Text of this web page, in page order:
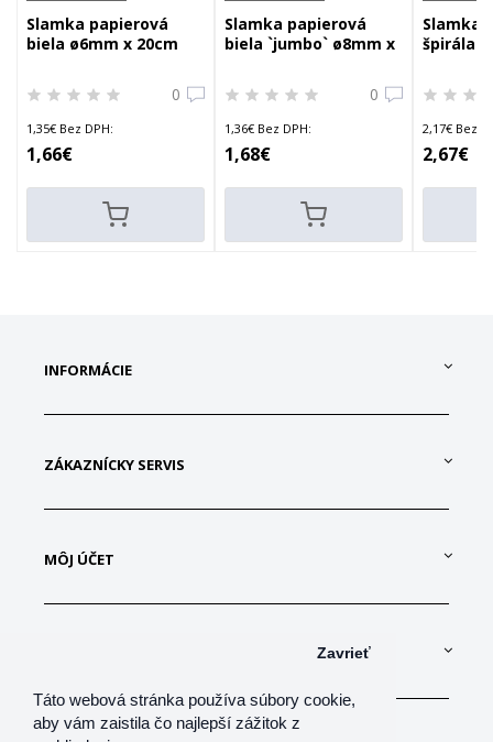
Táto webová stránka používa súbory cookie,
aby vám zaistila čo najlepší zážitok z
Zavrieť
Slamka papierová
biela ø6mm x 20cm
0
1,35€ Bez DPH:
1,66€
Slamka papierová
biela `jumbo` ø8mm x
0
1,36€ Bez DPH:
1,68€
Slamka
špirála
2,17€ Bez
2,67€
INFORMÁCIE
ZÁKAZNÍCKY SERVIS
MÔJ ÚČET